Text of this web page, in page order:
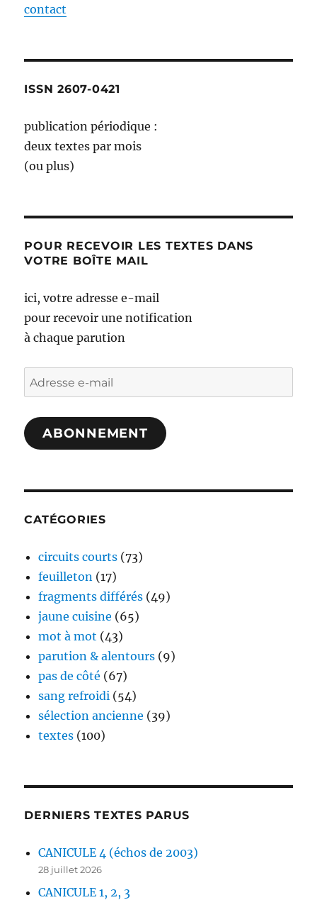
contact
ISSN 2607-0421
publication périodique :
deux textes par mois
(ou plus)
POUR RECEVOIR LES TEXTES DANS
VOTRE BOÎTE MAIL
ici, votre adresse e-mail
pour recevoir une notification
à chaque parution
Adresse
e-
mail
ABONNEMENT
CATÉGORIES
circuits courts (73)
feuilleton (17)
fragments différés (49)
jaune cuisine (65)
mot à mot (43)
parution & alentours (9)
pas de côté (67)
sang refroidi (54)
sélection ancienne (39)
textes (100)
DERNIERS TEXTES PARUS
CANICULE 4 (échos de 2003)
28 juillet 2026
CANICULE 1, 2, 3